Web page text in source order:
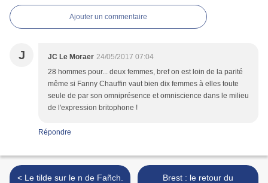
Ajouter un commentaire
J JC Le Moraer 24/05/2017 07:04
28 hommes pour... deux femmes, bref on est loin de la parité
même si Fanny Chauffin vaut bien dix femmes à elles toute
seule de par son omniprésence et omniscience dans le milieu
de l'expression britophone !
Répondre
< Le tilde sur le n de Fañch.
Brest : le retour du